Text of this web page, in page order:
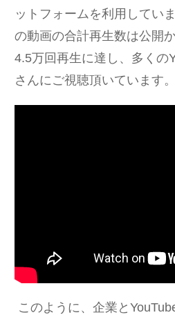
ットフォームを利用してい
の動画の合計再生数は公開
4.5万回再生に達し、多くの
さんにご視聴頂いています。
このように、企業と